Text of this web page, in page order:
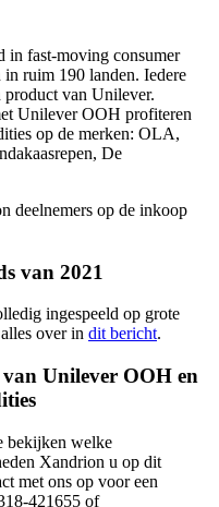
in fast-moving consumer
ruim 190 landen. Iedere
product van Unilever.
Unilever OOH profiteren
op de merken: OLA,
De
deelnemers op de inkoop
van 2021
ingespeeld op grote
over in dit bericht.
Unilever OOH en
bekijken welke
Xandrion u op dit
met ons op voor een
421655 of